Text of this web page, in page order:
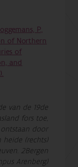
P.,
of Northern
of
and
van de 19de
fors toe,
door
heide (rechts)
2Bergen
Arenberg)